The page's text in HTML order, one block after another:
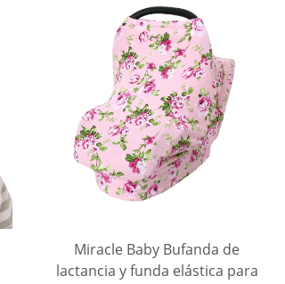
Miracle Baby Bufanda de
lactancia y funda elástica para